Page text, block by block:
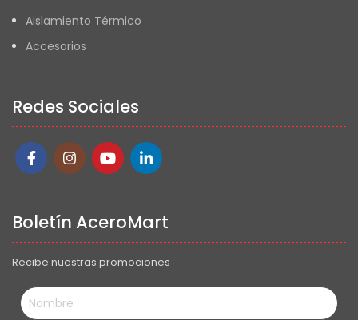
Aislamiento Térmico
Accesorios
Redes Sociales
Boletín AceroMart
Recibe nuestras promociones